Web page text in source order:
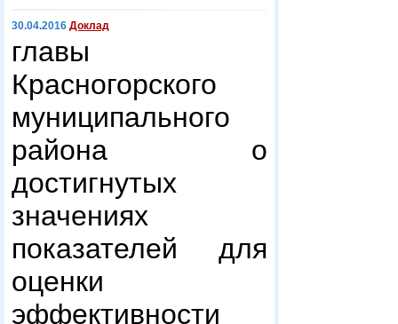
30.04.2016 Доклад
главы
Красногорского
муниципального
района о
достигнутых
значениях
показателей для
оценки
эффективности